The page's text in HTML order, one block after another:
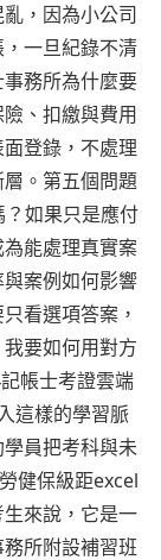
，因為小公司
一旦紀錄不清
務所為什麼要
、扣繳與費用
登錄，不處理
。第五個問題
如果只是應付
能處理真實案
案例如何影響
看選項答案，
要如何用對方
帳士考證雲端
這樣的學習脈
員把考科與未
健保級距excel
來說，它是一
所附設補習班